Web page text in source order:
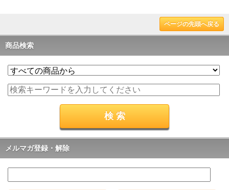
ページの先頭へ戻る
商品検索
メルマガ登録・解除